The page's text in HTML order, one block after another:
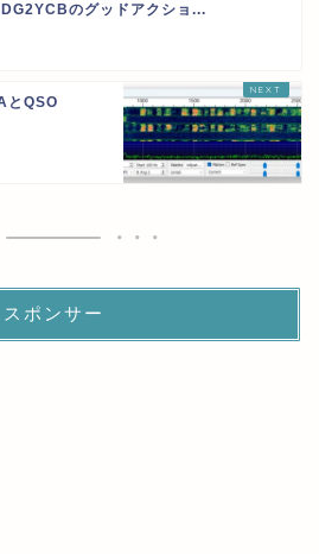
DG2YCBのグッドアクショ...
とQSO
スポンサー